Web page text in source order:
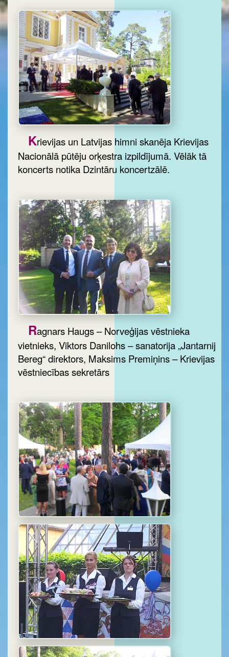
Krievijas un Latvijas himni skanēja Krievijas
Nacionālā pūtēju orķestra izpildījumā. Vēlāk tā
koncerts notika Dzintāru koncertzālē.
Ragnars Haugs – Norveģijas vēstnieka
vietnieks, Viktors Danilohs – sanatorija „Jantarnij
Bereg“ direktors, Maksims Premiņins – Krievijas
vēstniecības sekretārs